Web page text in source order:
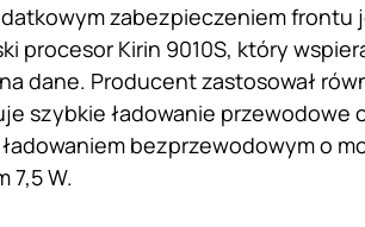
zabezpieczeniem frontu
procesor Kirin 9010S, który
dane. Producent zastosował
szybkie ładowanie przewodowe
bezprzewodowym o
7,5 W.